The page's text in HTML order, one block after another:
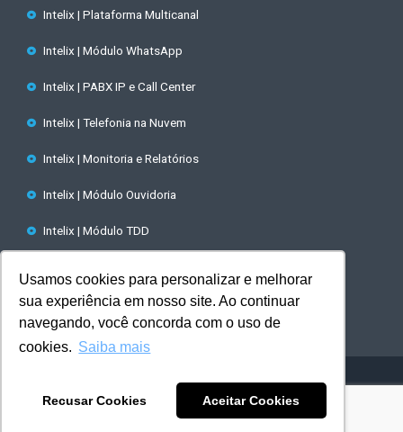
Usamos cookies para personalizar e melhorar
sua experiência em nosso site. Ao continuar
navegando, você concorda com o uso de
cookies. Saiba mais
Recusar Cookies Aceitar Cookies
Intelix | Plataforma Multicanal
Intelix | Módulo WhatsApp
Intelix | PABX IP e Call Center
Intelix | Telefonia na Nuvem
Intelix | Monitoria e Relatórios
Intelix | Módulo Ouvidoria
Intelix | Módulo TDD
Intelix | Discador Automático
Del Grande | Todos os direitos reservados
Desenvolvido por slin.digital